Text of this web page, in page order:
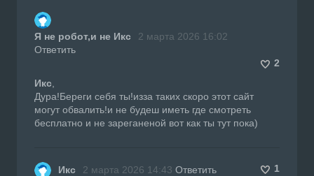
Я не робот,и не Икс
2 марта 2026 16:02
Ответить
2
Икс
Дура!Береги себя ты!изза таких скоро этот сайт
могут обвалить!и не будеш иметь где смотреть
бесплатно и не зареганеной вот как ты тут пока)
Икс 2 марта 2026 14:43 Ответить
1